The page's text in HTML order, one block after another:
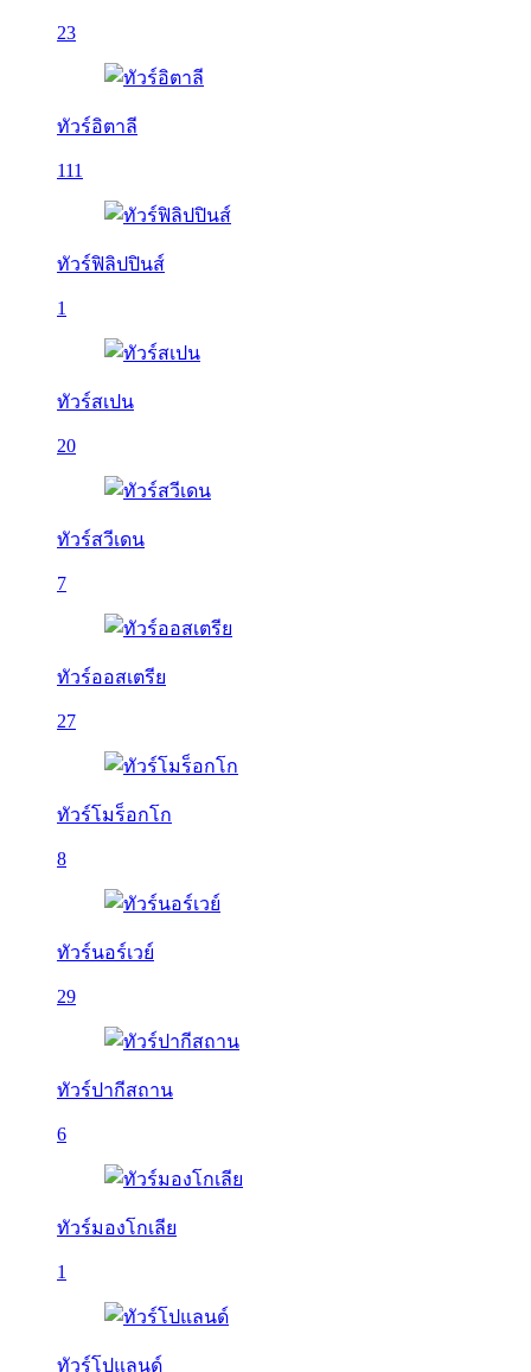
23
ทัวร์อิตาลี
111
ทัวร์ฟิลิปปินส์
1
ทัวร์สเปน
20
ทัวร์สวีเดน
7
ทัวร์ออสเตรีย
27
ทัวร์โมร็อกโก
8
ทัวร์นอร์เวย์
29
ทัวร์ปากีสถาน
6
ทัวร์มองโกเลีย
1
ทัวร์โปแลนด์